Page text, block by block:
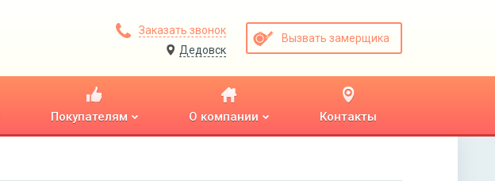
Заказать звонок
Дедовск
Вызвать замерщика
Покупателям О компании Контакты